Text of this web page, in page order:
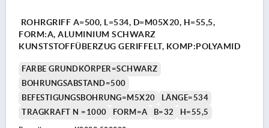
ROHRGRIFF A=500, L=534, D=M05X20, H=55,5,
FORM:A, ALUMINIUM SCHWARZ
KUNSTSTOFFÜBERZUG GERIFFELT, KOMP:POLYAMID
FARBE GRUNDKÖRPER=SCHWARZ
BOHRUNGSABSTAND=500
BEFESTIGUNGSBOHRUNG=M5X20
LÄNGE=534
TRAGKRAFT N =1000
FORM=A B=32 H=55,5